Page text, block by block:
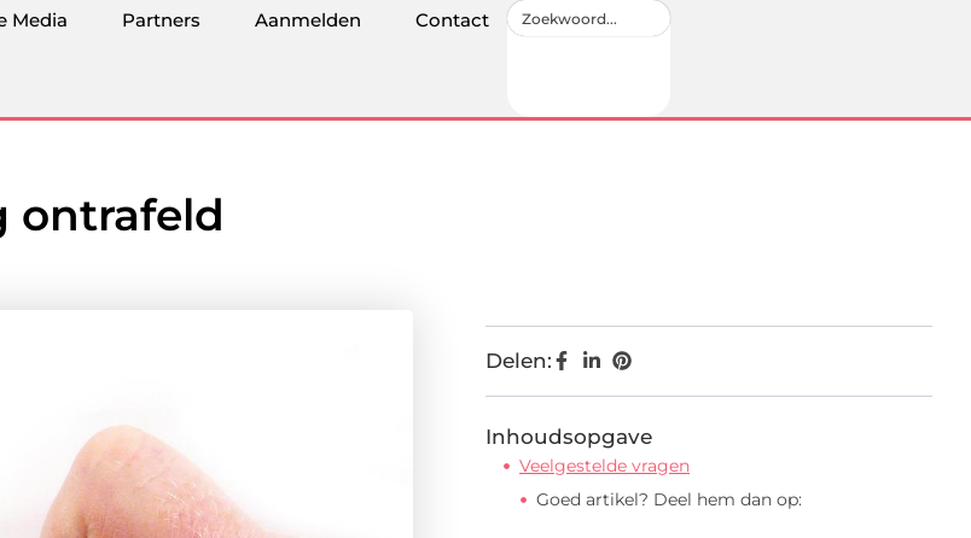
Media Partners Aanmelden Contact
ontrafeld
Delen:
Inhoudsopgave
Veelgestelde vragen
Goed artikel? Deel hem dan op: